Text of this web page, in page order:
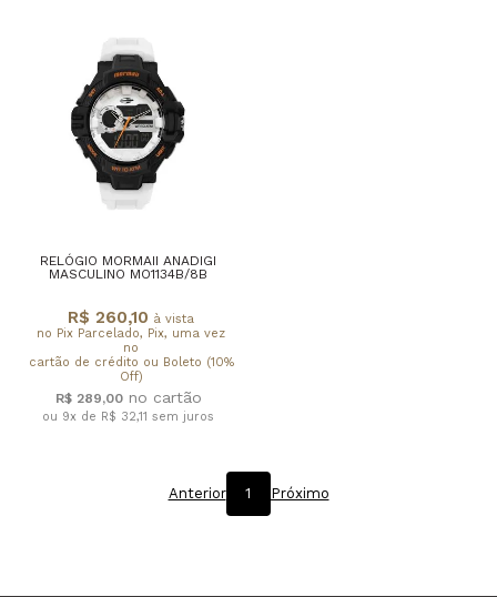
RELÓGIO MORMAII ANADIGI
MASCULINO MO1134B/8B
R$ 260,10 à vista
no Pix Parcelado, Pix, uma vez
no
cartão de crédito ou Boleto (10%
Off)
R$ 289,00
ou 9x de R$ 32,11 sem juros
Anterior 1 Próximo